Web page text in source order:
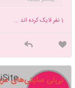
1نفر لایک کرده اند ...
نی‌نی سایتی‌های